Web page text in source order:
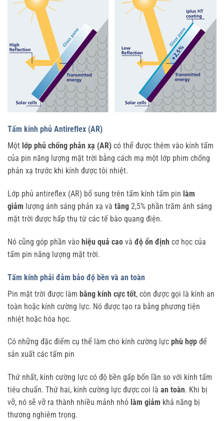
Tấm kính phủ Antireflex (AR)
Một lớp phủ chống phản xạ (AR) có thể được thêm vào kính tấm
của pin năng lượng mặt trời bằng cách mạ một lớp phim chống
phản xạ trước khi kính được tôi nhiệt.
Lớp phủ antireflex (AR) bổ sung trên tấm kính tấm pin làm
giảm lượng ánh sáng phản xạ và tăng 2,5% phần trăm ánh sáng
mặt trời được hấp thụ từ các tế bào quang điện.
Nó cũng góp phần vào hiệu quả cao và độ ổn định cơ học của
tấm pin năng lượng mặt trời.
Tấm kính phải đảm bảo độ bền và an toàn
Pin mặt trời được làm bằng kính cực tốt, còn được gọi là kính an
toàn hoặc kính cường lực. Nó được tạo ra bằng phương tiện
nhiệt hoặc hóa học.
Có những đặc điểm cụ thể làm cho kính cường lực phù hợp để
sản xuất các tấm pin
Thứ nhất, kính cường lực có độ bền gấp bốn lần so với kính tấm
tiêu chuẩn. Thứ hai, kính cường lực được coi là an toàn. Khi bị
vỡ, nó sẽ vỡ ra thành nhiều mảnh nhỏ làm giảm khả năng bị
thương nghiêm trọng.